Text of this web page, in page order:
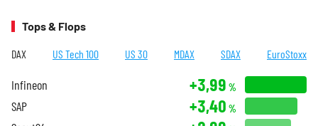
Tops & Flops
DAX US Tech 100 US 30 MDAX SDAX EuroStoxx
Infineon +3,99 %
SAP +3,40 %